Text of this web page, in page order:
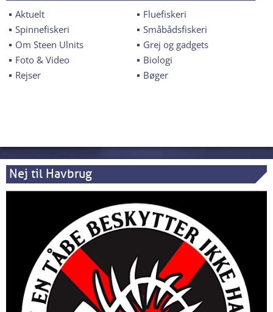
Aktuelt
Fluefiskeri
Spinnefiskeri
Småbådsfiskeri
Om Steen Ulnits
Grej og gadgets
Foto & Video
Biologi
Rejser
Bøger
Nej til Havbrug